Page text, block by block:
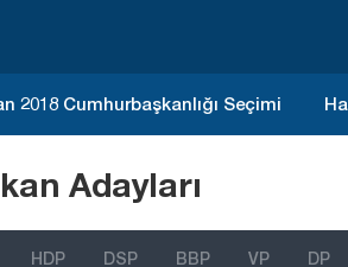
2018 Cumhurbaşkanlığı Seçimi
Adayları
HDP DSP BBP VP DP